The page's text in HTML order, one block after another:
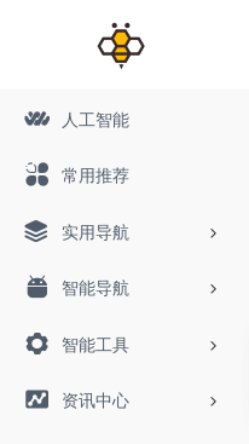
人工智能
常用推荐
实用导航
智能导航
智能工具
资讯中心